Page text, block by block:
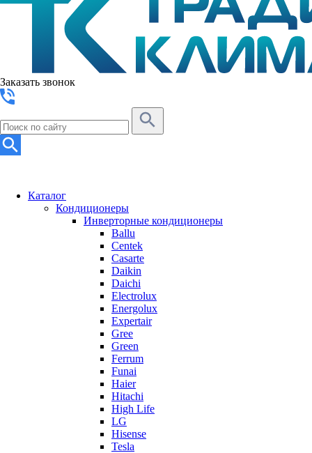
Заказать звонок
Каталог
Кондиционеры
Инверторные кондиционеры
Ballu
Centek
Casarte
Daikin
Daichi
Electrolux
Energolux
Expertair
Gree
Green
Ferrum
Funai
Haier
Hitachi
High Life
LG
Hisense
Tesla